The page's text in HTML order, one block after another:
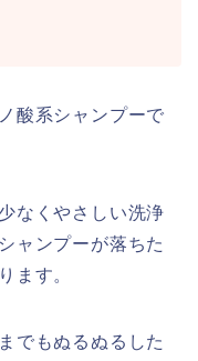
酸系シャンプーで
なくやさしい洗浄
ャンプーが落ちた
ます。
でもぬるぬるした